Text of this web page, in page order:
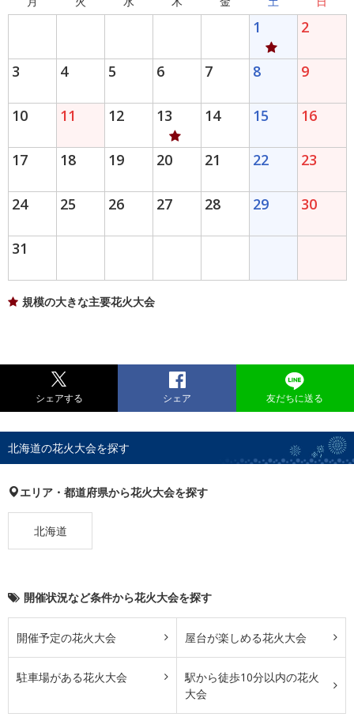
1 2
3 4 5 6 7 8 9
10 11 12 13 14 15 16
17 18 19 20 21 22 23
24 25 26 27 28 29 30
31
規模の大きな主要花火大会
シェアする シェア 友だちに送る
北海道の花火大会を探す
エリア・都道府県から花火大会を探す
北海道
開催状況など条件から花火大会を探す
開催予定の花火大会 屋台が楽しめる花火大会
駐車場がある花火大会
駅から徒歩10分以内の花火
大会